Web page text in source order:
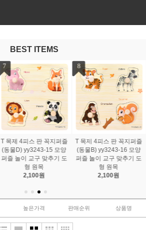
BEST ITEMS
8
T 목제 4피스 판 꼭지퍼즐
(동물B) yy3243-16 모양
퍼즐 놀이 교구 맞추기 도
형 원목
2,100원
9
T 목제 4피스 판 꼭지퍼즐
(동물A) yy3243-13 모양
퍼즐 놀이 교구 맞추기 도
형 원목
2,100원
높은가격 판매순위 상품명